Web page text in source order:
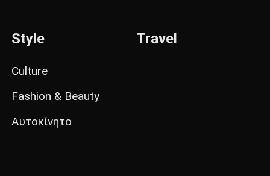
Style
Culture
Fashion & Beauty
Αυτοκίνητο
Travel